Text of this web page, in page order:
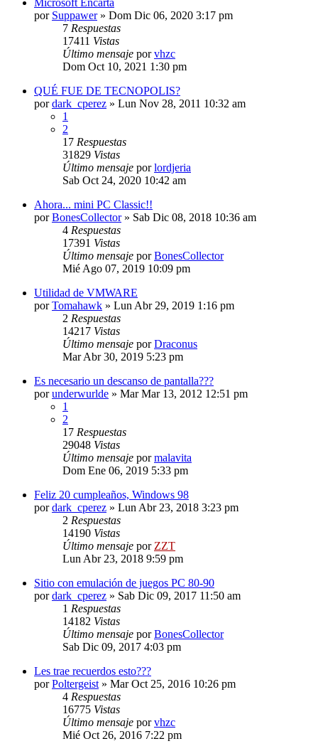
por Suppawer» Dom Dic 06, 2020 3:17 pm
7 Respuestas
17411 Vistas
Último mensaje porvhzc
Dom Oct 10, 2021 1:30 pm
QUÉ FUE DE TECNOPOLIS?
pordark_cperez » Lun Nov 28, 2011 10:32 am
1
2
17 Respuestas
31829 Vistas
Último mensaje porlordjeria
Sab Oct 24, 2020 10:42 am
Ahora... mini PC Classic!!
porBonesCollector» Sab Dic 08, 2018 10:36 am
4 Respuestas
17391 Vistas
Último mensaje porBonesCollector
Mié Ago 07, 2019 10:09 pm
Utilidad de VMWARE
porTomahawk » Lun Abr 29, 2019 1:16 pm
2 Respuestas
14217 Vistas
Último mensaje porDraconus
Mar Abr 30, 2019 5:23 pm
Es necesario un descanso de pantalla???
porunderwurlde » Mar Mar 13, 2012 12:51 pm
1
2
17 Respuestas
29048 Vistas
Último mensaje pormalavita
Dom Ene 06, 2019 5:33 pm
Feliz 20 cumpleaños, Windows 98
pordark_cperez » Lun Abr 23, 2018 3:23 pm
2 Respuestas
14190 Vistas
Último mensaje por ZZT
Lun Abr 23, 2018 9:59 pm
Sitio con emulación de juegos PC 80-90
pordark_cperez » Sab Dic 09, 2017 11:50 am
1 Respuestas
14182 Vistas
Último mensaje porBonesCollector
Sab Dic 09, 2017 4:03 pm
Les trae recuerdos esto???
porPoltergeist » Mar Oct 25, 2016 10:26 pm
4 Respuestas
16775 Vistas
Último mensaje porvhzc
Mié Oct 26, 2016 7:22 pm